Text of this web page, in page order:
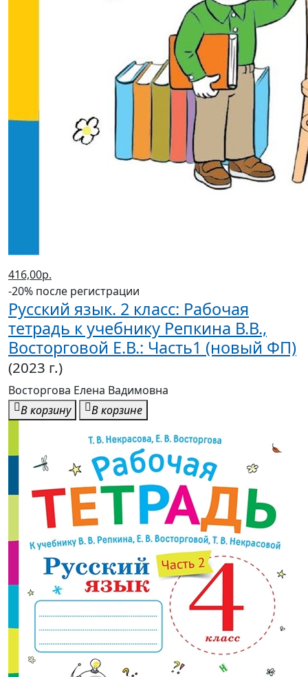
416,00р.
-20% после регистрации
Русский язык. 2 класс: Рабочая
тетрадь к учебнику Репкина В.В.,
Восторговой Е.В.: Часть1 (новый ФП)
(2023 г.)
Восторгова Елена Вадимовна
В корзину
В корзине